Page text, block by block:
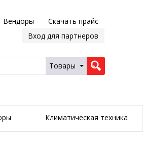
Вендоры
Скачать прайс
Вход для партнеров
Товары
Климатическая техника